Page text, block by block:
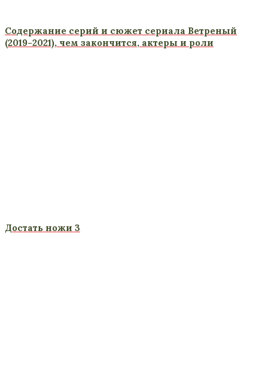
Содержание серий и сюжет сериала Ветреный
(2019-2021), чем закончится, актеры и роли
Достать ножи 3